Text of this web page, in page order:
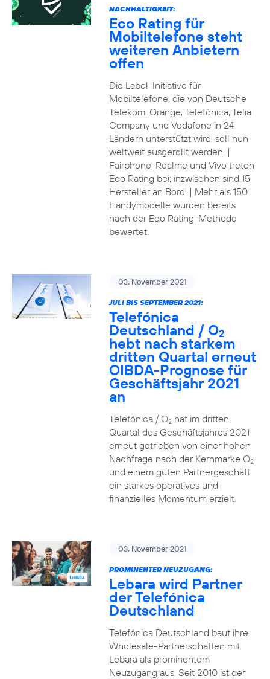
NACHHALTIGKEIT:
Eco Rating für
Mobiltelefone steht
weiteren Anbietern
offen
Die Label-Initiative für
Mobiltelefone, die von Deutsche
Telekom, Orange, Telefónica, Telia
Company und Vodafone in 24
Ländern unterstützt wird, soll nun
weltweit ausgerollt werden. |
Fairphone, Realme und Vivo treten
Eco Rating bei; inzwischen sind 15
Hersteller an Bord. | Mehr als 150
Handymodelle wurden bereits
nach der Eco Rating-Methode
bewertet.
03. November 2021
JULI BIS SEPTEMBER 2021:
Telefónica
Deutschland / O2
hebt nach starkem
dritten Quartal erneut
OIBDA-Prognose für
Geschäftsjahr 2021
an
Telefónica / O2hat im dritten
Quartal des Geschäftsjahres 2021
erneut getrieben von einer hohen
Nachfrage nach der Kernmarke O2
und einem guten Partnergeschäft
ein starkes operatives und
finanzielles Momentum erzielt.
03. November 2021
PROMINENTER NEUZUGANG:
Lebara wird Partner
der Telefónica
Deutschland
Telefónica Deutschland baut ihre
Wholesale-Partnerschaften mit
Lebara als prominentem
Neuzugang aus. Seit 2010 ist der